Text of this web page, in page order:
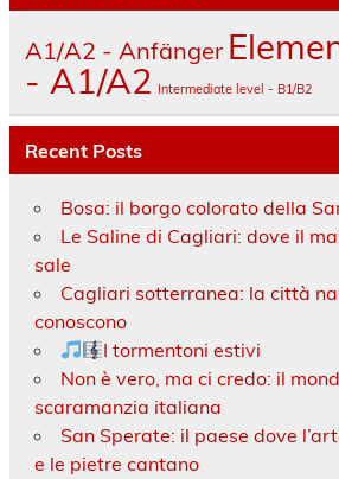
A1/A2 - Anfänger
- A1/A2 Intermediate level - B1/B2
Recent Posts
Bosa: il borgo colorato della
Le Saline di Cagliari: dove il
sale
Cagliari sotterranea: la città
conoscono
I tormentoni estivi
Non è vero, ma ci credo: il
scaramanzia italiana
San Sperate: il paese dove
e le pietre cantano